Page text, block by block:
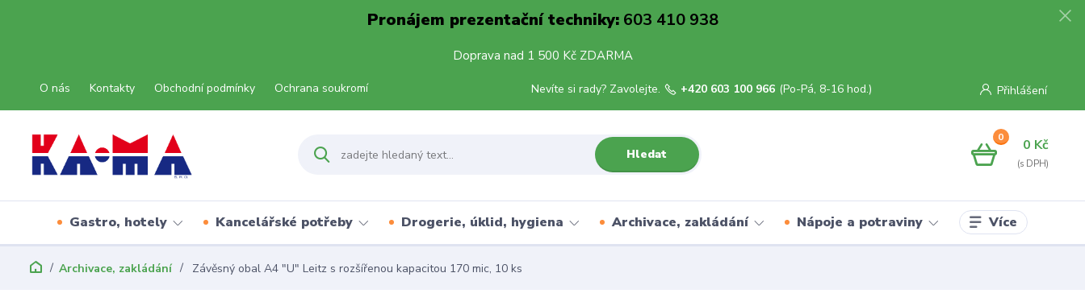
Pronájem prezentační techniky:603 410 938
Doprava nad 1 500 Kč ZDARMA
O nás Kontakty Obchodní podmínky Ochrana soukromí Přihlášení
Hledat
Nevíte si rady? Zavolejte. +420 603 100 966 (Po-Pá, 8-16 hod.)
0 0 Kč
Gastro, hotely Kancelářské potřeby Drogerie, úklid, hygiena Archivace, zakládání Nápoje a potraviny Více
Archivace, zakládání Závěsný obal A4 "U" Leitz s rozšířenou kapacitou 170 mic, 10 ks